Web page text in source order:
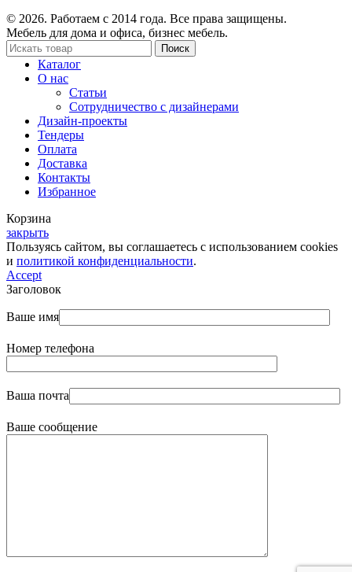
© 2026. Работаем с 2014 года. Все права защищены.
Мебель для дома и офиса, бизнес мебель.
Поиск
Каталог
О нас
Статьи
Сотрудничество с дизайнерами
Дизайн-проекты
Тендеры
Оплата
Доставка
Контакты
Избранное
Корзина
закрыть
Пользуясь сайтом, вы соглашаетесь с использованием cookies
и политикой конфиденциальности.
Accept
Заголовок
Ваше имя
Номер телефона
Ваша почта
Ваше сообщение